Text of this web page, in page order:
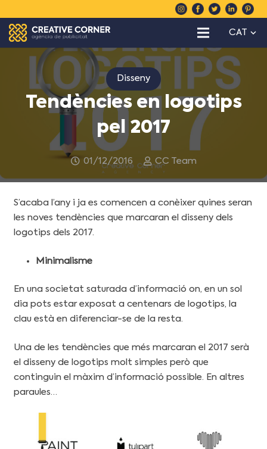
CAT
Disseny
Tendències en logotips
pel 2017
01/12/2016 CC Team
S’acaba l’any i ja es comencen a conèixer quines seran
les noves tendències que marcaran el disseny dels
logotips dels 2017.
Minimalisme
En una societat saturada d’informació on, en un sol
dia pots estar exposat a centenars de logotips, la
clau està en diferenciar-se de la resta.
Una de les tendències que més marcaran el 2017 serà
el disseny de logotips molt simples però que
continguin el màxim d’informació possible. En altres
paraules…